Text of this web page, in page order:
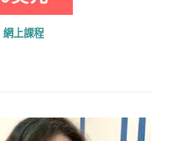
網上課程